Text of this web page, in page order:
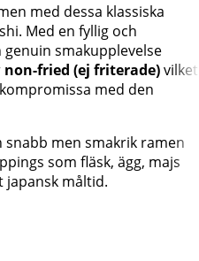
med dessa klassiska
Med en fyllig och
smakupplevelse
non-fried (ej friterade)vilket
med den
snabb men smakrik ramen
som fläsk, ägg, majs
japansk måltid.